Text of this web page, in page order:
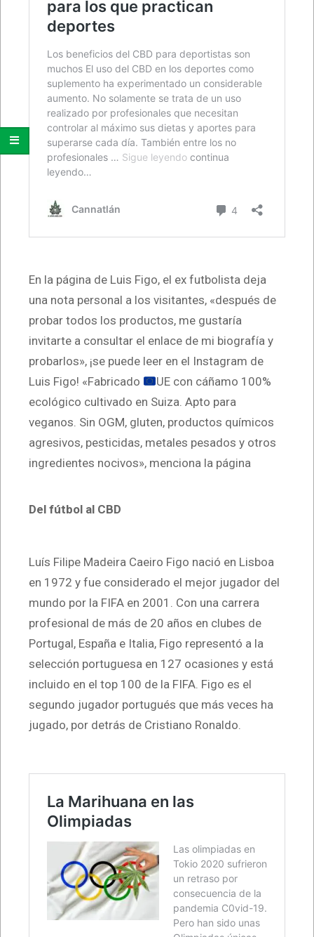
En la página de Luis Figo, el ex futbolista deja
una nota personal a los visitantes, «después de
probar todos los productos, me gustaría
invitarte a consultar el enlace de mi biografía y
probarlos», ¡se puede leer en el Instagram de
Luis Figo! «Fabricado
UE con cáñamo 100%
ecológico cultivado en Suiza. Apto para
veganos. Sin OGM, gluten, productos químicos
agresivos, pesticidas, metales pesados y otros
ingredientes nocivos», menciona la página
Del fútbol al CBD
Luís Filipe Madeira Caeiro Figo nació en Lisboa
en 1972 y fue considerado el mejor jugador del
mundo por la FIFA en 2001. Con una carrera
profesional de más de 20 años en clubes de
Portugal, España e Italia, Figo representó a la
selección portuguesa en 127 ocasiones y está
incluido en el top 100 de la FIFA. Figo es el
segundo jugador portugués que más veces ha
jugado, por detrás de Cristiano Ronaldo.